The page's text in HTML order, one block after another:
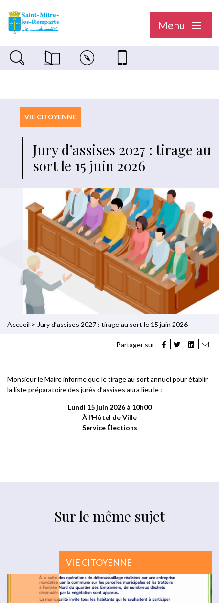
Menu
Recherche sur le siteMagazine municipal "Le Saint-Mitréen"
Carte interactiveNous contacter
VIE CITOYENNE
Jury d’assises 2027 : tirage au
sort le 15 juin 2026
Accueil > Jury d’assises 2027 : tirage au sort le 15 juin 2026
Partager sur
Monsieur le Maire informe que le tirage au sort annuel pour établir
la liste préparatoire des jurés d’assises aura lieu le :
Lundi 15 juin 2026 à 10h00
À l’Hôtel de Ville
Service Élections
Sur le même sujet
VIE CITOYENNE